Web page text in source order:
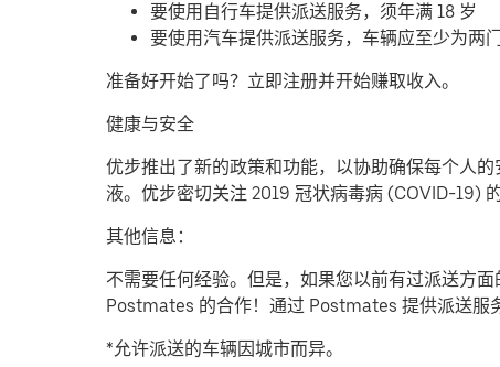
要使用自行车提供派送服务，须年满 18 岁
要使用汽车提供派送服务，车辆应至少为两
准备好开始了吗？立即注册并开始赚取收入。
健康与安全
优步推出了新的政策和功能，以协助确保每个人
液。优步密切关注 2019 冠状病毒病 (COVID-19)
其他信息：
不需要任何经验。但是，如果您以前有过派送方
Postmates 的合作！通过 Postmates 提供派送服
*允许派送的车辆因城市而异。